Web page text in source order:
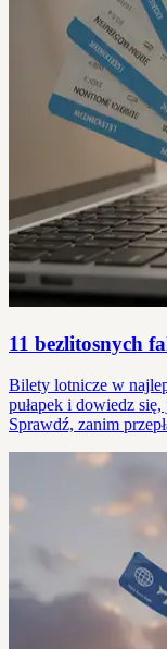
11 bezlitosnych
Bilety lotnicze w
pułapek i dowiedz
Sprawdź, zanim